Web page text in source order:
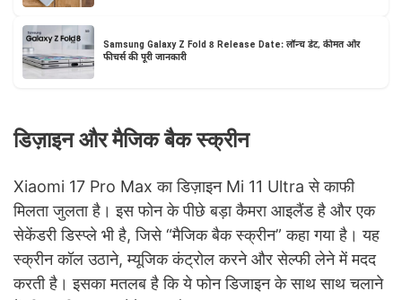
Samsung Galaxy Z Fold 8 Release Date: लॉन्च डेट, कीमत और
फीचर्स की पूरी जानकारी
डिज़ाइन और मैजिक बैक स्क्रीन
Xiaomi 17 Pro Max का डिज़ाइन Mi 11 Ultra से काफी
मिलता जुलता है। इस फोन के पीछे बड़ा कैमरा आइलैंड है और एक
सेकेंडरी डिस्प्ले भी है, जिसे “मैजिक बैक स्क्रीन” कहा गया है। यह
स्क्रीन कॉल उठाने, म्यूजिक कंट्रोल करने और सेल्फी लेने में मदद
करती है। इसका मतलब है कि ये फोन डिजाइन के साथ साथ चलाने